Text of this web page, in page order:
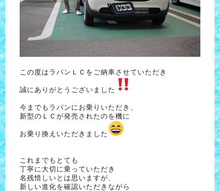
この度はラパンＬＣをご納車させていただき
誠にありがとうございました
今までもラパンにお乗りいただき、
新型のＬＣが発売されたのを機に
お乗り換えいただきました
これまでもとても
丁寧に大切に乗っていただき
名残惜しいとは思いますが、
新しい進化を確認いただきながら